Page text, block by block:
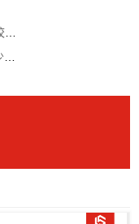
对辊挤压造粒机熔体泵的控温精度如何校准？
POE造粒机机筒加热温度一般设定在多少度？